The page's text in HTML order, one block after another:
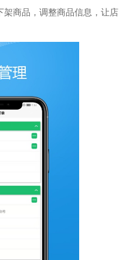
架商品，调整商品信息，让店